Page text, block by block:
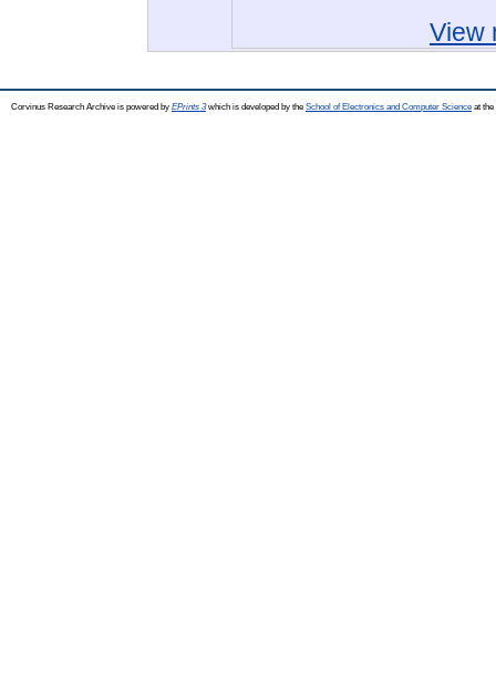
View
Corvinus Research Archive is powered by EPrints 3which is developed by the School of Electronics and Computer Science at